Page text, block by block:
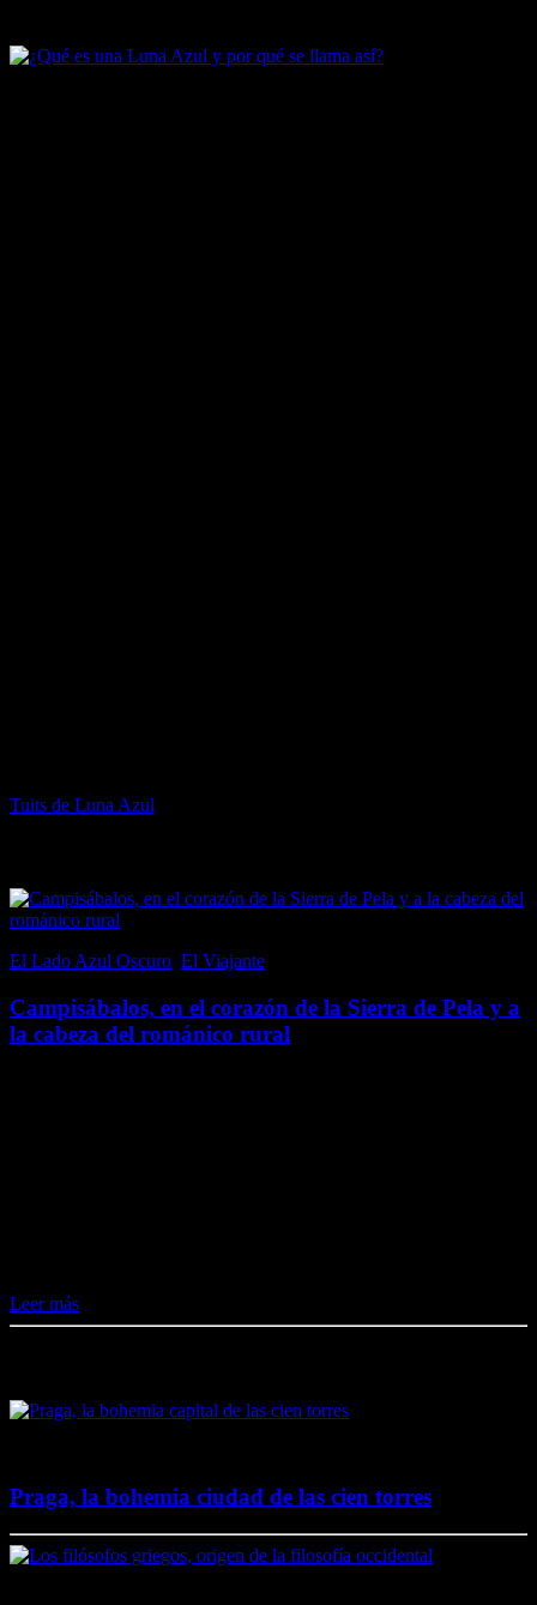
Tuits de Luna Azul
El Lado Azul Oscuro El Viajante
Campisábalos, en el corazón de la Sierra de Pela y a
la cabeza del románico rural
Leer más
Praga, la bohemia ciudad de las cien torres